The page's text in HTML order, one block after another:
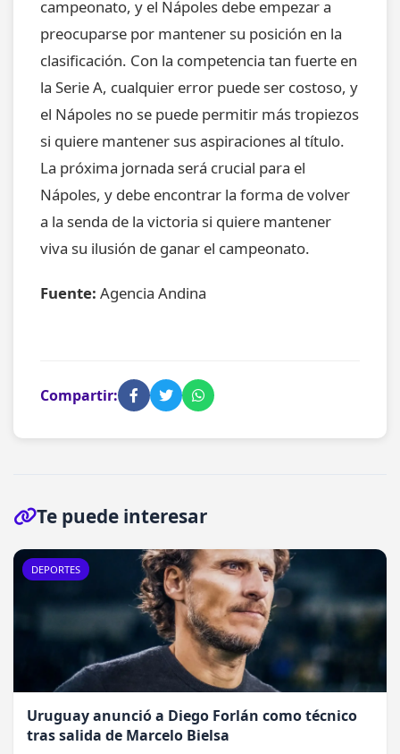
campeonato, y el Nápoles debe empezar a
preocuparse por mantener su posición en la
clasificación. Con la competencia tan fuerte en
la Serie A, cualquier error puede ser costoso, y
el Nápoles no se puede permitir más tropiezos
si quiere mantener sus aspiraciones al título.
La próxima jornada será crucial para el
Nápoles, y debe encontrar la forma de volver
a la senda de la victoria si quiere mantener
viva su ilusión de ganar el campeonato.
Fuente: Agencia Andina
Compartir:
Te puede interesar
DEPORTES
Uruguay anunció a Diego Forlán como técnico
tras salida de Marcelo Bielsa